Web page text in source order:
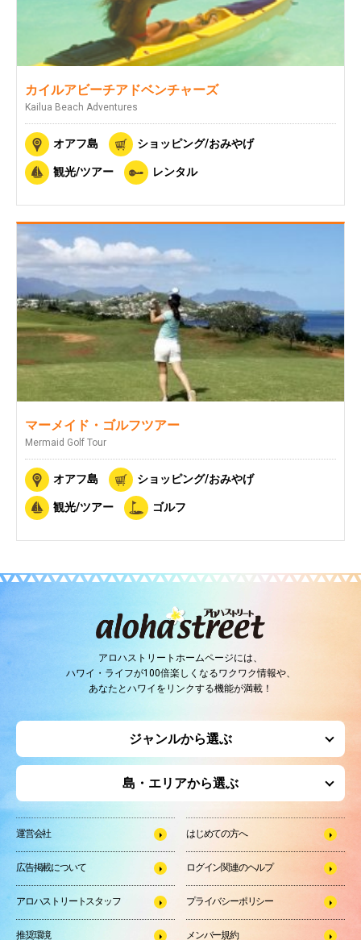
カイルアビーチアドベンチャーズ
Kailua Beach Adventures
オアフ島 ショッピング/おみやげ
観光/ツアー レンタル
マーメイド・ゴルフツアー
Mermaid Golf Tour
オアフ島 ショッピング/おみやげ
観光/ツアー ゴルフ
アロハストリートホームページには、
ハワイ・ライフが100倍楽しくなるワクワク情報や、
あなたとハワイをリンクする機能が満載！
ジャンルから選ぶ
島・エリアから選ぶ
運営会社 はじめての方へ
広告掲載について ログイン関連のヘルプ
アロハストリートスタッフ プライバシーポリシー
推奨環境 メンバー規約